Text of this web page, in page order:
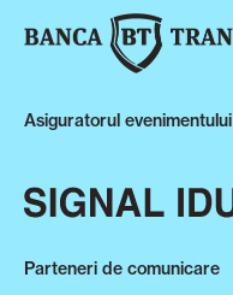
Asiguratorul evenimentului
Parteneri de comunicare